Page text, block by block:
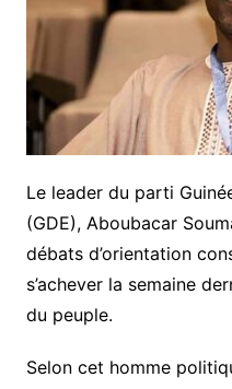
Le leader du parti
(GDE), Aboubacar
débats d’orientation
s’achever la semaine
du peuple.
Selon cet homme